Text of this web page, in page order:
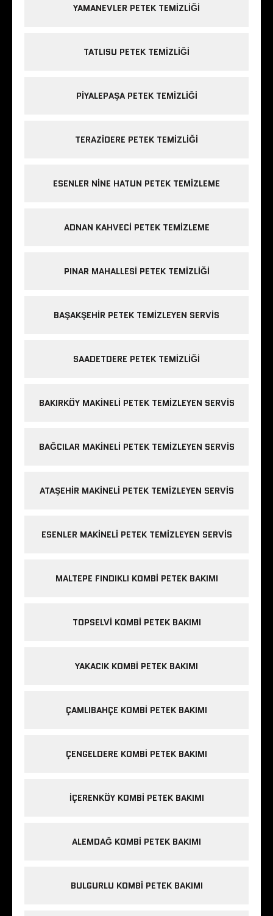
YAMANEVLER PETEK TEMIZLIĞI
TATLISU PETEK TEMIZLIĞI
PIYALEPAŞA PETEK TEMIZLIĞI
TERAZIDERE PETEK TEMIZLIĞI
ESENLER NINE HATUN PETEK TEMIZLEME
ADNAN KAHVECI PETEK TEMIZLEME
PINAR MAHALLESI PETEK TEMIZLIĞI
BAŞAKŞEHIR PETEK TEMIZLEYEN SERVIS
SAADETDERE PETEK TEMIZLIĞI
BAKIRKÖY MAKINELI PETEK TEMIZLEYEN SERVIS
BAĞCILAR MAKINELI PETEK TEMIZLEYEN SERVIS
ATAŞEHIR MAKINELI PETEK TEMIZLEYEN SERVIS
ESENLER MAKINELI PETEK TEMIZLEYEN SERVIS
MALTEPE FINDIKLI KOMBI PETEK BAKIMI
TOPSELVI KOMBI PETEK BAKIMI
YAKACIK KOMBI PETEK BAKIMI
ÇAMLIBAHÇE KOMBI PETEK BAKIMI
ÇENGELDERE KOMBI PETEK BAKIMI
IÇERENKÖY KOMBI PETEK BAKIMI
ALEMDAĞ KOMBI PETEK BAKIMI
BULGURLU KOMBI PETEK BAKIMI